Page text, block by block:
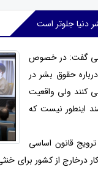
دنیا جلوتر است
گفت: در خصوص
حقوق بشر در
کنند ولی واقعیت
اینطور نیست که
قانون اساسی
از کشور برای